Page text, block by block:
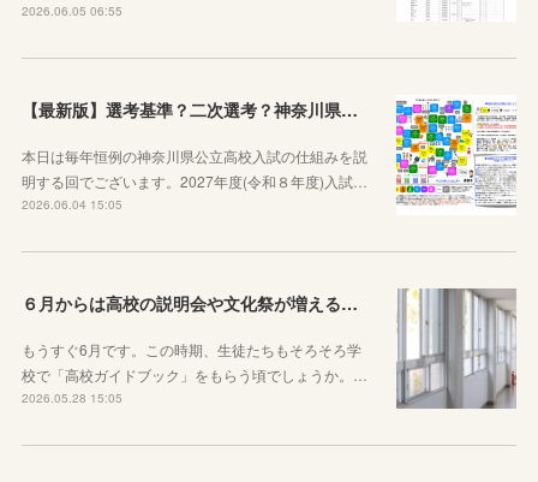
2026.06.05 06:55
【最新版】選考基準？二次選考？神奈川県の受験の基本や公立高校入試の仕組みをシンプルに説明してみた
本日は毎年恒例の神奈川県公立高校入試の仕組みを説
明する回でございます。2027年度(令和８年度)入試…
2026.06.04 15:05
６月からは高校の説明会や文化祭が増えることを知っておきましょう
もうすぐ6月です。この時期、生徒たちもそろそろ学
校で「高校ガイドブック」をもらう頃でしょうか。…
2026.05.28 15:05